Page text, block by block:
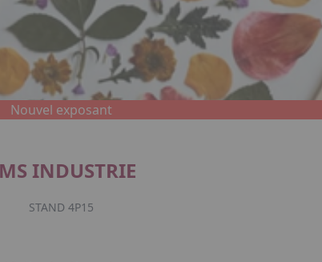
Nouvel exposant
INDUSTRIE
STAND 4P15